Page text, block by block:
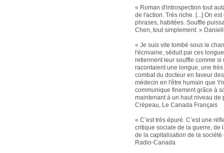
« Roman d'introspection tout
de l'action. Très riche. [...] On
phrases, habitées. Souffle
Chen, tout simplement. »
« Je suis vite tombé sous le
l'écrivaine, séduit par ces
retiennent leur souffle comme si
racontaient une longue, une
combat du docteur en faveur
médecin en l'être humain que
communique finement grâce à
maintenant à un haut niveau de
Crépeau, Le Canada Français
« C’est très épuré. C’est une
critique sociale de la guerre, de
de la capitalisation de la
Radio-Canada